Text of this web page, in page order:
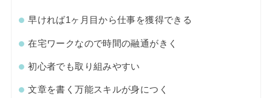
早ければ1ヶ月目から仕事を獲得できる
在宅ワークなので時間の融通がきく
初心者でも取り組みやすい
文章を書く万能スキルが身につく